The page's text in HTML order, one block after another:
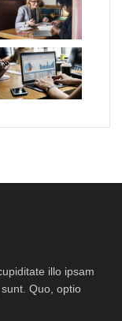
illo ipsam
Quo, optio